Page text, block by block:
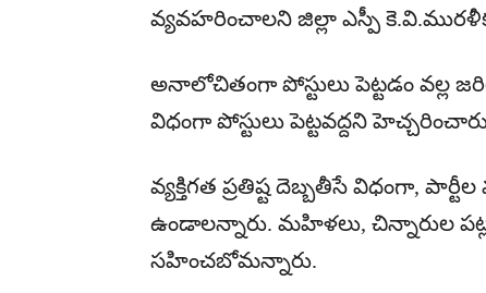
వ్యవహరించాలని జిల్లా ఎస్పీ
అనాలోచితంగా పోస్టులు పెట్టడం వల్ల
విధంగా పోస్టులు పెట్టవద్దని
వ్యక్తిగత ప్రతిష్ట దెబ్బతీసే విధంగా,
ఉండాలన్నారు. మహిళలు, చిన్నారుల
సహించబోమన్నారు.